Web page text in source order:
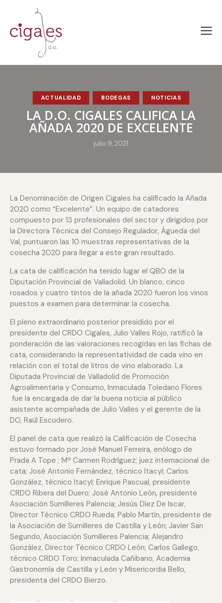
ACTUALIDAD BODEGAS NOTICIAS
LA D.O. CIGALES CALIFICA LA
AÑADA 2020 DE EXCELENTE
julio 9, 2021
La Denominación de Origen Cigales ha calificado la Añada
2020 como “Excelente”. Un equipo de catadores
compuesto por 13 profesionales del sector y dirigidos por
la Directora Técnica del Consejo Regulador, Águeda del
Val, puntuaron las 10 muestras representativas de la
cosecha 2020 para llegar a este gran resultado.
La cata de calificación ha tenido lugar el QBO de la
Diputación Provincial de Valladolid. Un blanco, cinco
rosados y cuatro tintos de la añada 2020 fueron los vinos
puestos a examen para determinar la cosecha.
El pleno extraordinario posterior presidido por el
presidente del CRDO Cigales, Julio Valles Rojo, ratificó la
ponderación de las valoraciones recogidas en las fichas de
cata, considerando la representatividad de cada vino en
relación con el total de litros de vino elaborado. La
Diputada Provincial de Valladolid de Promoción
Agroalimentaria y Consumo, Inmaculada Toledano Flores
fue la encargada de dar la buena noticia al público
asistente acompañada de Julio Valles y el gerente de la
DO, Raúl Escudero.
El panel de cata que realizó la Calificación de Cosecha
estuvo formado por José Manuel Ferreira, enólogo de
Prada A Tope ; Mª Carmen Rodríguez; juez internacional de
cata; José Antonio Fernández, técnico Itacyl; Carlos
González, técnico Itacyl; Enrique Pascual, presidente
CRDO Ribera del Duero; José Antonio León, presidente
Asociación Sumilleres Palencia; Jesús Díez De Iscar,
Director Técnico CRDO Rueda; Pablo Martín, presidente de
la Asociación de Sumilleres de Castilla y León; Javier San
Segundo, Asociación Sumilleres Palencia; Alejandro
González, Director Técnico CRDO León; Carlos Gallego,
técnico CRDO Toro; Inmaculada Cañibano, Academia
Gastronomía de Castilla y León y Misericordia Bello,
presidenta del CRDO Bierzo.